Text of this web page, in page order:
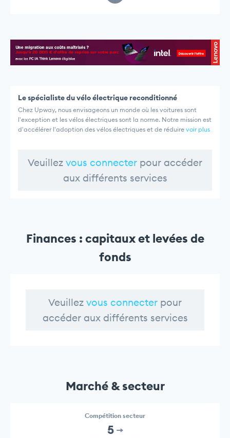
Le spécialiste du vélo électrique reconditionné
Chez Upway, nous envisageons un monde où les voitures sont
l'exception et les vélos électriques sont la norme. Notre mission est
d'accélérer l'adoption des vélos électriques et de réduire voir plus
Veuillez vous connecter pour accéder
aux différents services
Finances : capitaux et levées de
fonds
Veuillez vous connecter pour
accéder aux différents services
Marché & secteur
Compétition secteur
5